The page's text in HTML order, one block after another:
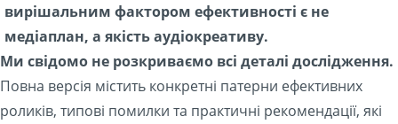
вирішальним фактором ефективності є не
медіаплан, а якість аудіокреативу.
Ми свідомо не розкриваємо всі деталі дослідження.
Повна версія містить конкретні патерни ефективних
роликів, типові помилки та практичні рекомендації, які